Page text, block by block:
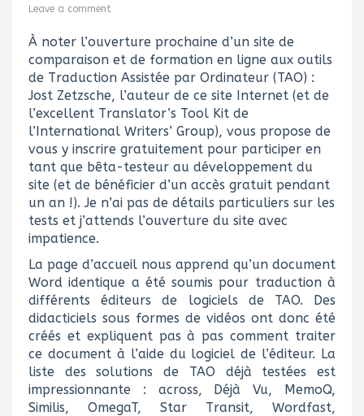
Leave a comment
À noter l’ouverture prochaine d’un site de
comparaison et de formation en ligne aux outils
de Traduction Assistée par Ordinateur (TAO) :
Jost Zetzsche, l’auteur de ce site Internet (et de
l’excellent Translator’s Tool Kit de
l’International Writers’ Group), vous propose de
vous y inscrire gratuitement pour participer en
tant que bêta-testeur au développement du
site (et de bénéficier d’un accès gratuit pendant
un an !). Je n’ai pas de détails particuliers sur les
tests et j’attends l’ouverture du site avec
impatience.
La page d’accueil nous apprend qu’un document
Word identique a été soumis pour traduction à
différents éditeurs de logiciels de TAO. Des
didacticiels sous formes de vidéos ont donc été
créés et expliquent pas à pas comment traiter
ce document à l’aide du logiciel de l’éditeur. La
liste des solutions de TAO déjà testées est
impressionnante : across, Déjà Vu, MemoQ,
Similis, OmegaT, Star Transit, Wordfast,